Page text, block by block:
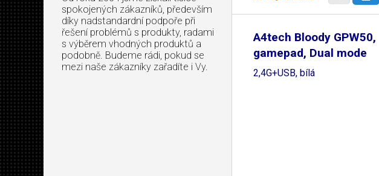
spokojených zákazníků, především
díky nadstandardní podpoře při
řešení problémů s produkty, radami
s výběrem vhodných produktů a
podobně. Budeme rádi, pokud se
mezi naše zákazníky zařadíte i Vy.
A4tech Bloody GPW50,
gamepad, Dual mode
2,4G+USB, bílá